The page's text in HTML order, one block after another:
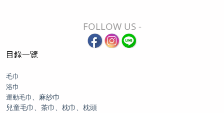
FOLLOW US -
目錄一覽
毛巾
浴巾
運動毛巾、麻紗巾
兒童毛巾、茶巾、枕巾、枕頭